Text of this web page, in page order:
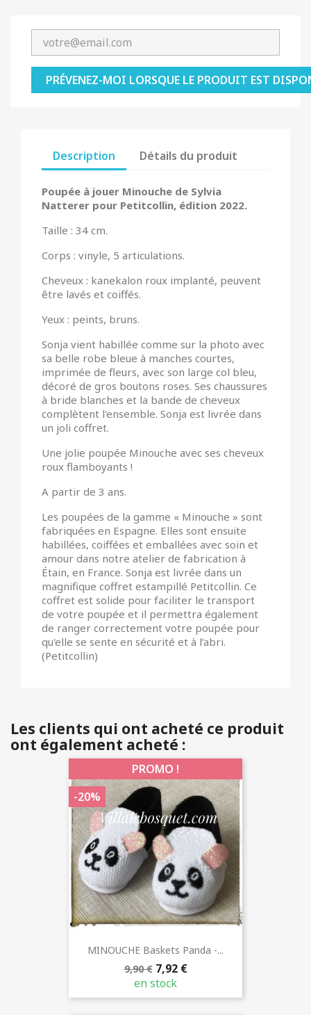
PRÉVENEZ-MOI LORSQUE LE PRODUIT EST
Description Détails du produit
Poupée à jouer Minouche de Sylvia
Natterer pour Petitcollin, édition 2022.
Taille : 34 cm.
Corps : vinyle, 5 articulations.
Cheveux : kanekalon roux implanté, peuvent
être lavés et coiffés.
Yeux : peints, bruns.
Sonja vient habillée comme sur la photo avec
sa belle robe bleue à manches courtes,
imprimée de fleurs, avec son large col bleu,
décoré de gros boutons roses. Ses chaussures
à bride blanches et la bande de cheveux
complètent l'ensemble. Sonja est livrée dans
un joli coffret.
Une jolie poupée Minouche avec ses cheveux
roux flamboyants !
A partir de 3 ans.
Les poupées de la gamme « Minouche » sont
fabriquées en Espagne. Elles sont ensuite
habillées, coiffées et emballées avec soin et
amour dans notre atelier de fabrication à
Étain, en France. Sonja est livrée dans un
magnifique coffret estampillé Petitcollin. Ce
coffret est solide pour faciliter le transport
de votre poupée et il permettra également
de ranger correctement votre poupée pour
qu'elle se sente en sécurité et à l’abri.
(Petitcollin)
Les clients qui ont acheté ce produit
ont également acheté :
MINOUCHE Baskets Panda -...
9,90 € 7,92 €
en stock
PROMO !
-20%